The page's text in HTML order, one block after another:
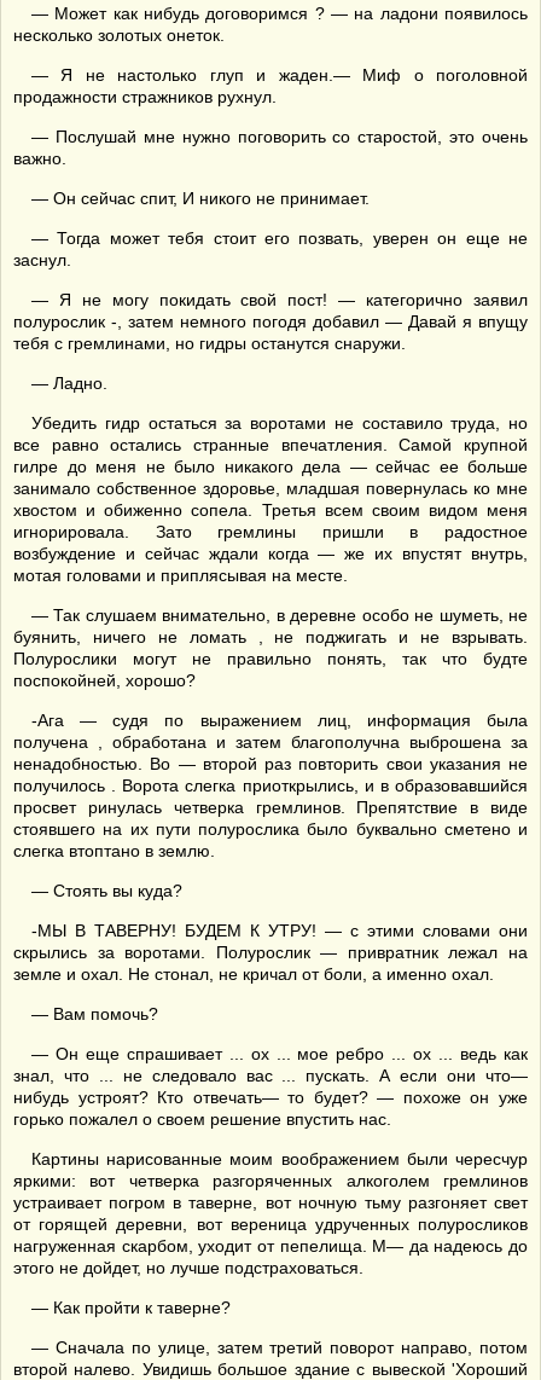
— Может как нибудь договоримся ? — на ладони появилось
несколько золотых онеток.
— Я не настолько глуп и жаден.— Миф о поголовной
продажности стражников рухнул.
— Послушай мне нужно поговорить со старостой, это очень
важно.
— Он сейчас спит, И никого не принимает.
— Тогда может тебя стоит его позвать, уверен он еще не
заснул.
— Я не могу покидать свой пост! — категорично заявил
полурослик -, затем немного погодя добавил — Давай я впущу
тебя с гремлинами, но гидры останутся снаружи.
— Ладно.
Убедить гидр остаться за воротами не составило труда, но
все равно остались странные впечатления. Самой крупной
гилре до меня не было никакого дела — сейчас ее больше
занимало собственное здоровье, младшая повернулась ко мне
хвостом и обиженно сопела. Третья всем своим видом меня
игнорировала. Зато гремлины пришли в радостное
возбуждение и сейчас ждали когда — же их впустят внутрь,
мотая головами и приплясывая на месте.
— Так слушаем внимательно, в деревне особо не шуметь, не
буянить, ничего не ломать , не поджигать и не взрывать.
Полурослики могут не правильно понять, так что будте
поспокойней, хорошо?
-Ага — судя по выражением лиц, информация была
получена , обработана и затем благополучна выброшена за
ненадобностью. Во — второй раз повторить свои указания не
получилось . Ворота слегка приоткрылись, и в образовавшийся
просвет ринулась четверка гремлинов. Препятствие в виде
стоявшего на их пути полурослика было буквально сметено и
слегка втоптано в землю.
— Стоять вы куда?
-МЫ В ТАВЕРНУ! БУДЕМ К УТРУ! — с этими словами они
скрылись за воротами. Полурослик — привратник лежал на
земле и охал. Не стонал, не кричал от боли, а именно охал.
— Вам помочь?
— Он еще спрашивает ... ох ... мое ребро ... ох ... ведь как
знал, что ... не следовало вас ... пускать. А если они что—
нибудь устроят? Кто отвечать— то будет? — похоже он уже
горько пожалел о своем решение впустить нас.
Картины нарисованные моим воображением были чересчур
яркими: вот четверка разгоряченных алкоголем гремлинов
устраивает погром в таверне, вот ночную тьму разгоняет свет
от горящей деревни, вот вереница удрученных полуросликов
нагруженная скарбом, уходит от пепелища. М— да надеюсь до
этого не дойдет, но лучше подстраховаться.
— Как пройти к таверне?
— Сначала по улице, затем третий поворот направо, потом
второй налево. Увидишь большое здание с вывеской 'Хороший